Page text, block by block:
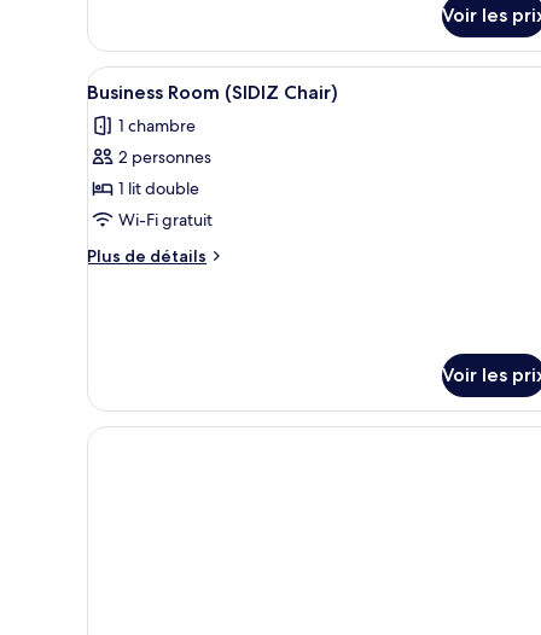
le
type
de
Chambre
Double
Voir les
Afficher
toutes
les
photos
pour
ce
type
de
Chair)
Une chambre d’hôtel
12
Business Room (SIDIZ Chair)
1 chambre
2 personnes
1 lit double
Wi-Fi gratuit
Plus de détails
Plus
chambre
Business
Voir les